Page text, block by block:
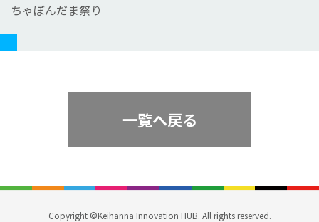
ちゃぼんだま祭り
一覧へ戻る
Copyright ©Keihanna Innovation HUB. All rights reserved.